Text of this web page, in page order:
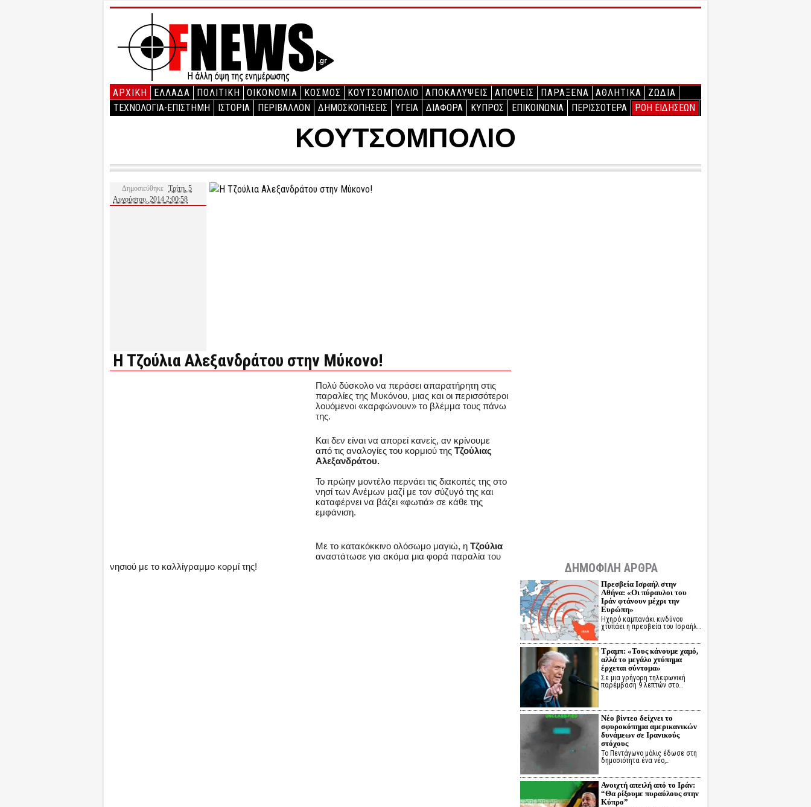
ΑΡΧΙΚΉ ΕΛΛΑΔΑ ΠΟΛΙΤΙΚΗ ΟΙΚΟΝΟΜΙΑ ΚΟΣΜΟΣ ΚΟΥΤΣΟΜΠΟΛΙΟ ΑΠΟΚΑΛΥΨΕΙΣ ΑΠΟΨΕΙΣ ΠΑΡΑΞΕΝΑ ΑΘΛΗΤΙΚΑ
ΖΩΔΙΑ
ΤΕΧΝΟΛΟΓΙΑ-ΕΠΙΣΤΗΜΗ
ΙΣΤΟΡΙΑ ΠΕΡΙΒΑΛΛΟΝ ΔΗΜΟΣΚΟΠΗΣΕΙΣ ΥΓΕΙΑ ΔΙΑΦΟΡΑ ΚΥΠΡΟΣ ΕΠΙΚΟΙΝΩΝΙΑ ΠΕΡΙΣΣΟΤΕΡΑ ΡΟΗ ΕΙΔΗΣΕΩΝ
ΚΟΥΤΣΟΜΠΟΛΙΟ
Δημοσιεύθηκε Τρίτη, 5
Αυγούστου, 2014 2:00:58
Η Τζούλια Αλεξανδράτου στην Μύκονο!
Πολύ δύσκολο να περάσει απαρατήρητη στις
παραλίες της Μυκόνου, μιας και οι περισσότεροι
λουόμενοι «καρφώνουν» το βλέμμα τους πάνω
της.
Και δεν είναι να απορεί κανείς, αν κρίνουμε
από τις αναλογίες του κορμιού της Τζούλιας
Αλεξανδράτου.
Το πρώην μοντέλο περνάει τις διακοπές της στο
νησί των Ανέμων μαζί με τον σύζυγό της και
καταφέρνει να βάζει «φωτιά» σε κάθε της
εμφάνιση.
Με το κατακόκκινο ολόσωμο μαγιώ, η Τζούλια
αναστάτωσε για ακόμα μια φορά παραλία του
νησιού με το καλλίγραμμο κορμί της!
ΔΗΜΟΦΙΛΗ ΑΡΘΡΑ
Πρεσβεία Ισραήλ στην
Αθήνα: «Οι πύραυλοι του
Ιράν φτάνουν μέχρι την
Ευρώπη»
Ηχηρό καμπανάκι κινδύνου
χτυπάει η πρεσβεία του Ισραήλ…
Τραμπ: «Τους κάνουμε χαμό,
αλλά το μεγάλο χτύπημα
έρχεται σύντομα»
Σε μια γρήγορη τηλεφωνική
παρέμβαση 9 λεπτών στο…
Νέο βίντεο δείχνει το
σφυροκόπημα αμερικανικών
δυνάμεων σε Ιρανικούς
στόχους
Το Πεντάγωνο μόλις έδωσε στη
δημοσιότητα ένα νέο,…
Ανοιχτή απειλή από το Ιράν:
“Θα ρίξουμε πυραύλους στην
Κύπρο”